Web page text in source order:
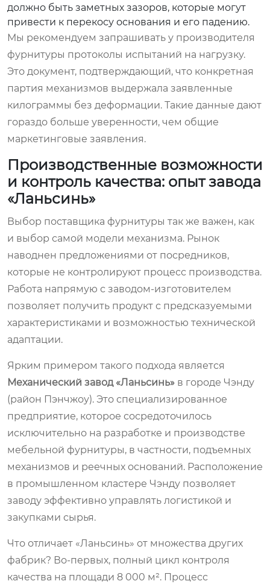
должно быть заметных зазоров, которые могут
привести к перекосу основания и его падению.
Мы рекомендуем запрашивать у производителя
фурнитуры протоколы испытаний на нагрузку.
Это документ, подтверждающий, что конкретная
партия механизмов выдержала заявленные
килограммы без деформации. Такие данные дают
гораздо больше уверенности, чем общие
маркетинговые заявления.
Производственные возможности
и контроль качества: опыт завода
«Ланьсинь»
Выбор поставщика фурнитуры так же важен, как
и выбор самой модели механизма. Рынок
наводнен предложениями от посредников,
которые не контролируют процесс производства.
Работа напрямую с заводом-изготовителем
позволяет получить продукт с предсказуемыми
характеристиками и возможностью технической
адаптации.
Ярким примером такого подхода является
Механический завод «Ланьсинь» в городе Чэнду
(район Пэнчжоу). Это специализированное
предприятие, которое сосредоточилось
исключительно на разработке и производстве
мебельной фурнитуры, в частности, подъемных
механизмов и реечных оснований. Расположение
в промышленном кластере Чэнду позволяет
заводу эффективно управлять логистикой и
закупками сырья.
Что отличает «Ланьсинь» от множества других
фабрик? Во-первых, полный цикл контроля
качества на площади 8 000 м². Процесс